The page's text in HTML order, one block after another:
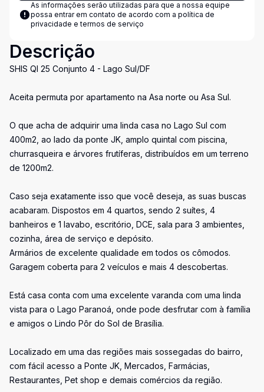
As informações serão utilizadas para que a nossa equipe
possa entrar em contato de acordo com a política de
privacidade e termos de serviço
Descrição
SHIS QI 25 Conjunto 4 - Lago Sul/DF
Aceita permuta por apartamento na Asa norte ou Asa Sul.
O que acha de adquirir uma linda casa no Lago Sul com
400m2, ao lado da ponte JK, amplo quintal com piscina,
churrasqueira e árvores frutíferas, distribuídos em um terreno
de 1200m2.
Caso seja exatamente isso que você deseja, as suas buscas
acabaram. Dispostos em 4 quartos, sendo 2 suítes, 4
banheiros e 1 lavabo, escritório, DCE, sala para 3 ambientes,
cozinha, área de serviço e depósito.
Armários de excelente qualidade em todos os cômodos.
Garagem coberta para 2 veículos e mais 4 descobertas.
Está casa conta com uma excelente varanda com uma linda
vista para o Lago Paranoá, onde pode desfrutar com à família
e amigos o Lindo Pôr do Sol de Brasília.
Localizado em uma das regiões mais sossegadas do bairro,
com fácil acesso a Ponte JK, Mercados, Farmácias,
Restaurantes, Pet shop e demais comércios da região.